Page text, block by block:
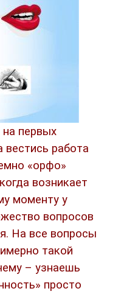
на первых
работа
«орфо»
возникает
моменту у
вопросов
На все вопросы
такой
– узнаешь
просто